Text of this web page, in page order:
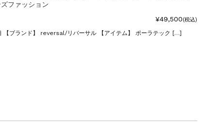
ズファッション
¥49,500(税込)
【ブランド】 reversal/リバーサル 【アイテム】 ポーラテック […]